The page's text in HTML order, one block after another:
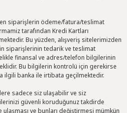
siparişlerin ödeme/fatura/teslimat
tarafından Kredi Kartları
Bu yüzden, alışveriş sitelerimizden
siparişlerinin tedarik ve teslimat
finansal ve adres/telefon bilgilerinin
Bu bilgilerin kontrolü için gerekirse
ilgili banka ile irtibata geçilmektedir.
sadece siz ulaşabilir ve siz
güvenli koruduğunuz takdirde
ve bunları değiştirmesi mümkün